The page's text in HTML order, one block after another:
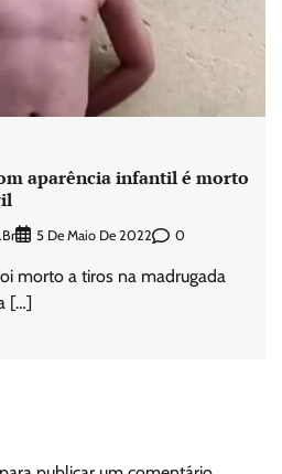
aparência infantil é morto
5 De Maio De 2022 0
morto a tiros na madrugada
[…]